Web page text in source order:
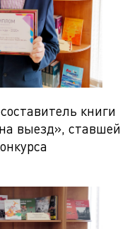
книги
выезд», ставшей